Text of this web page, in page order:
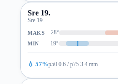
Sre 19.
Sre 19.
MAKS 28°
MIN 19°
💧 57%p50 0.6 / p75 3.4 mm